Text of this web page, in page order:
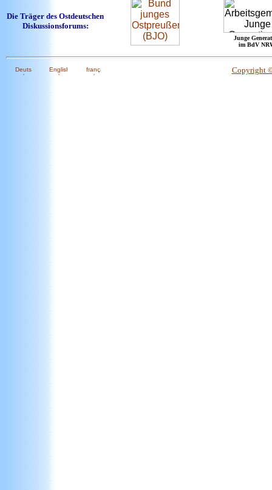
Die Träger des Ostdeutschen
Diskussionsforums:
Junge
im BdV
Copyright